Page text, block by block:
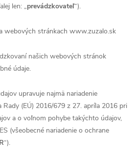
len: „prevádzkovateľ“).
webových stránkach www.zuzalo.sk
našich webových stránok
údaje.
upravuje najmä nariadenie
Rady (EÚ) 2016/679 z 27. apríla 2016 pri
a o voľnom pohybe takýchto údajov,
(všeobecné nariadenie o ochrane
“).